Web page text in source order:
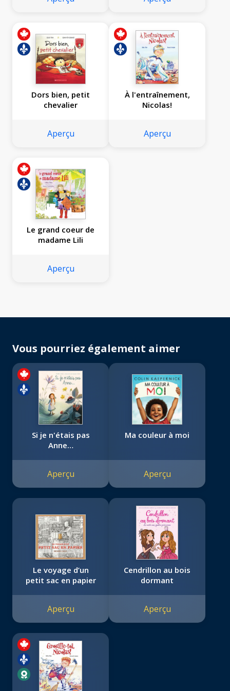
Dors bien, petit
chevalier
Aperçu
À l'entraînement,
Nicolas!
Aperçu
Le grand coeur de
madame Lili
Aperçu
Vous pourriez également aimer
Si je n'étais pas
Anne…
Aperçu
Ma couleur à moi
Aperçu
Le voyage d’un
petit sac en papier
Aperçu
Cendrillon au bois
dormant
Aperçu